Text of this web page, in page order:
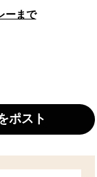
ーまで
ポスト